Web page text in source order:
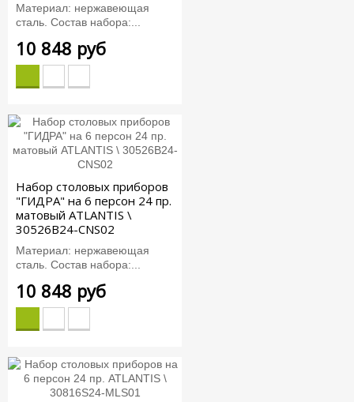
Материал: нержавеющая
сталь. Состав набора:...
10 848 руб
Набор столовых приборов
"ГИДРА" на 6 персон 24 пр.
матовый ATLANTIS \
30526B24-CNS02
Материал: нержавеющая
сталь. Состав набора:...
10 848 руб